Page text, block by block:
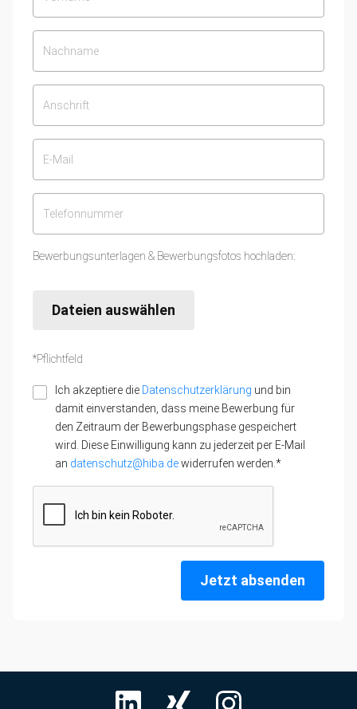
Bewerbungsunterlagen & Bewerbungsfotos hochladen:
Dateien auswählen
*Pflichtfeld
Ich akzeptiere die Datenschutzerklärung und bin
damit einverstanden, dass meine Bewerbung für
den Zeitraum der Bewerbungsphase gespeichert
wird. Diese Einwilligung kann zu jederzeit per E-Mail
an datenschutz@hiba.dewiderrufen werden.*
Jetzt absenden